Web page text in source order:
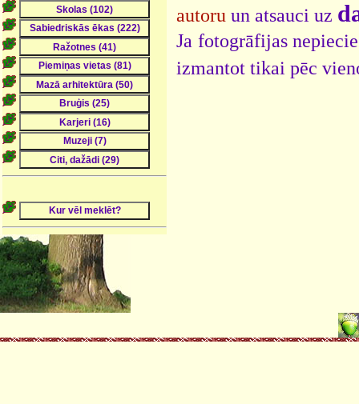
autoru un atsauci uz
Ja fotogrāfijas
izmantot tikai pēc